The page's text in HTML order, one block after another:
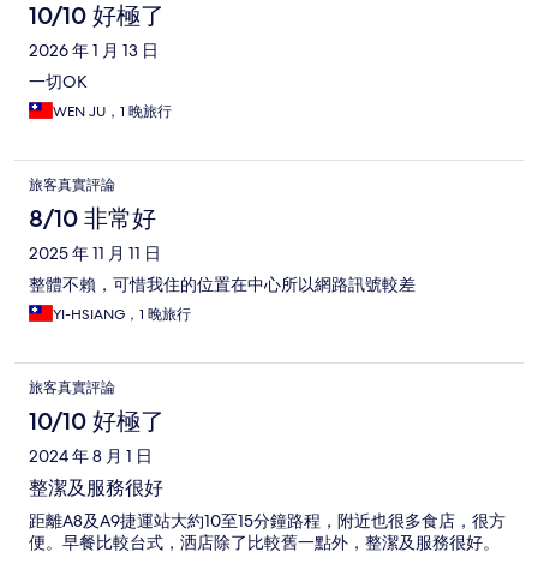
10/10 好極了
2026 年 1 月 13 日
一切OK
WEN JU，1 晚旅行
旅客真實評論
8/10 非常好
2025 年 11 月 11 日
整體不賴，可惜我住的位置在中心所以網路訊號較差
YI-HSIANG，1 晚旅行
旅客真實評論
10/10 好極了
2024 年 8 月 1 日
整潔及服務很好
距離A8及A9捷運站大約10至15分鐘路程，附近也很多食店，很方
便。早餐比較台式，洒店除了比較舊一點外，整潔及服務很好。